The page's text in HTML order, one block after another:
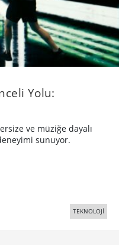
Yolu:
ve müziğe dayalı
sunuyor.
TEKNOLOJİ